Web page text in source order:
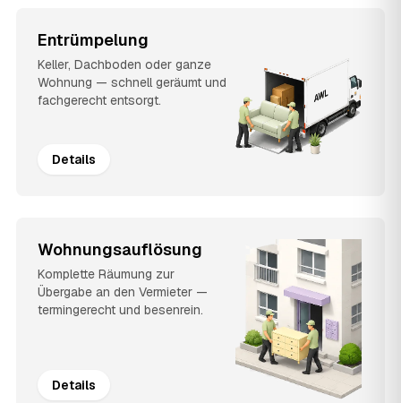
Entrümpelung
Keller, Dachboden oder ganze
Wohnung — schnell geräumt und
fachgerecht entsorgt.
Details
Wohnungsauflösung
Komplette Räumung zur
Übergabe an den Vermieter —
termingerecht und besenrein.
Details